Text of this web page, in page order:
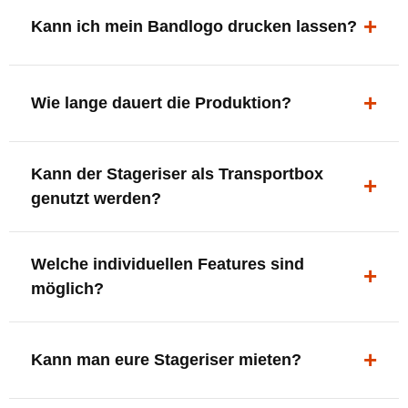
ergonomisch, sicher und gut sichtbar.
Kann ich mein Bandlogo drucken lassen?
deine Bühne, deine Marke.
Wie lange dauert die Produktion?
innerhalb Deutschlands kostenfrei.
Kann der Stageriser als Transportbox
genutzt werden?
oder Zubehör nutzen.
Welche individuellen Features sind
möglich?
XLR-Brücke / Schnittstelle
Setlist-Clip
Kann man eure Stageriser mieten?